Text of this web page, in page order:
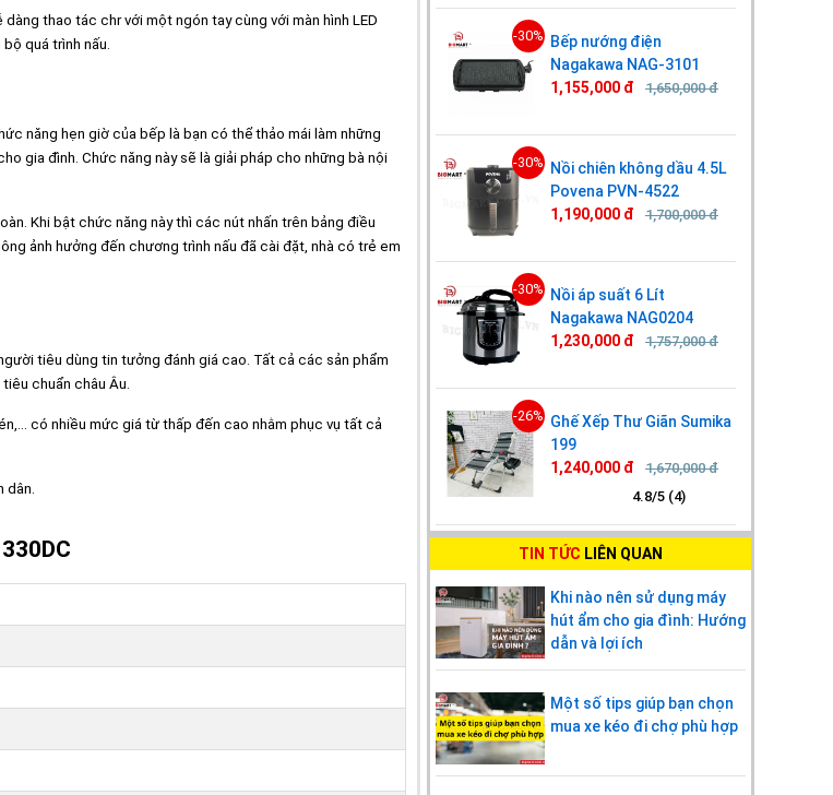
thao tác chr với một ngón tay cùng với màn hình LED
quá trình nấu.
năng hẹn giờ của bếp là bạn có thể thảo mái làm những
gia đình. Chức năng này sẽ là giải pháp cho những bà nội
Khi bật chức năng này thì các nút nhấn trên bảng điều
ảnh hưởng đến chương trình nấu đã cài đặt, nhà có trẻ em
tiêu dùng tin tưởng đánh giá cao. Tất cả các sản phẩm
chuẩn châu Âu.
có nhiều mức giá từ thấp đến cao nhằm phục vụ tất cả
-30% Bếp nướng điện
Nagakawa NAG-3101
1,155,000 đ
1,650,000 đ
-30% Nồi chiên không dầu 4.5L
Povena PVN-4522
1,190,000 đ
1,700,000 đ
-30% Nồi áp suất 6 Lít
Nagakawa NAG0204
1,230,000 đ
1,757,000 đ
-26% Ghế Xếp Thư Giãn Sumika
199
1,240,000 đ
1,670,000 đ
4.8/5 (4)
TIN TỨC LIÊN QUAN
Khi nào nên sử dụng máy
hút ẩm cho gia đình: Hướng
dẫn và lợi ích
Một số tips giúp bạn chọn
mua xe kéo đi chợ phù hợp